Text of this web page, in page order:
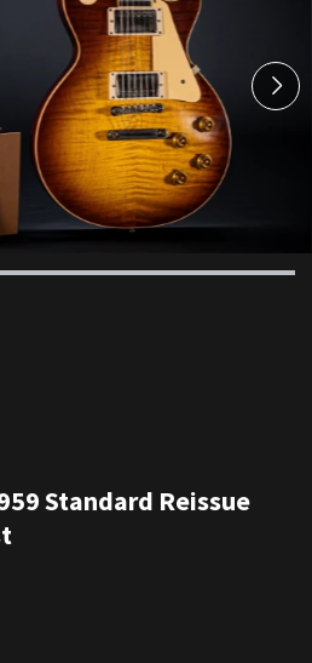
Standard Reissue